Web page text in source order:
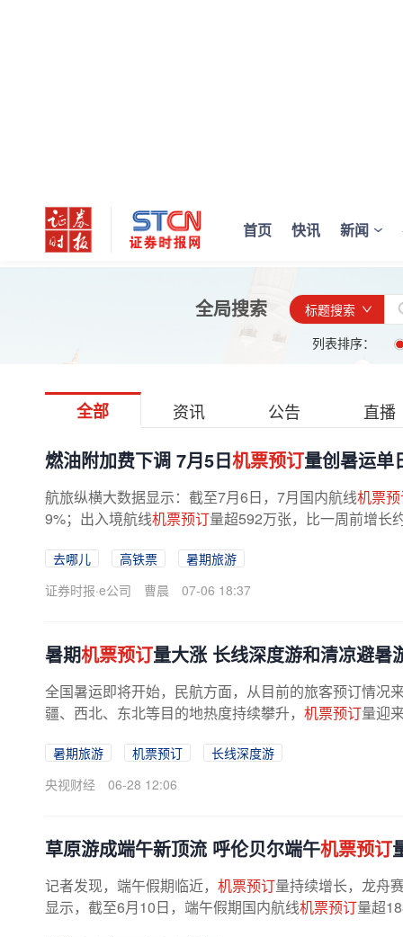
首页 快讯 新闻
全局搜索
标题搜索
列表排序：
全部 资讯 公告 直播
燃油附加费下调 7月5日机票预订量创暑运单
航旅纵横大数据显示：截至7月6日，7月国内航线机票
9%；出入境航线机票预订量超592万张，比一周前增长
去哪儿 高铁票
暑期旅游
证券时报·e公司
曹晨 07-06 18:37
暑期机票预订量大涨 长线深度游和清凉避暑
全国暑运即将开始，民航方面，从目前的旅客预订情况
疆、西北、东北等目的地热度持续攀升， 机票预订量迎
暑期旅游 机票预订
长线深度游
央视财经
06-28 12:06
草原游成端午新顶流 呼伦贝尔端午机票预订
记者发现，端午假期临近， 机票预订量持续增长，龙舟
显示，截至6月10日，端午假期国内航线机票预订量超